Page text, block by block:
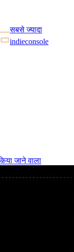
सबसे ज्यादा
indieconsole
जाने वाला